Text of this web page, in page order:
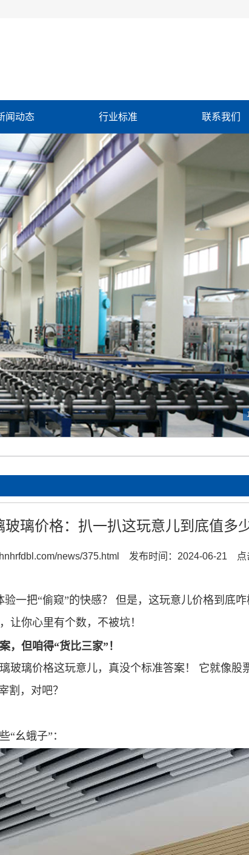
闻动态 行业标准 联系我们
璃价格：扒一扒这玩意儿到底值多少
news/375.html 发布时间：2024-06-21
验一把“偷窥”的快感？ 但是，这玩意儿价格到底
让你心里有个数，不被坑！
，但咱得“货比三家”！
玻璃价格这玩意儿，真没个标准答案！
它就像股
割，对吧？
“幺蛾子”：